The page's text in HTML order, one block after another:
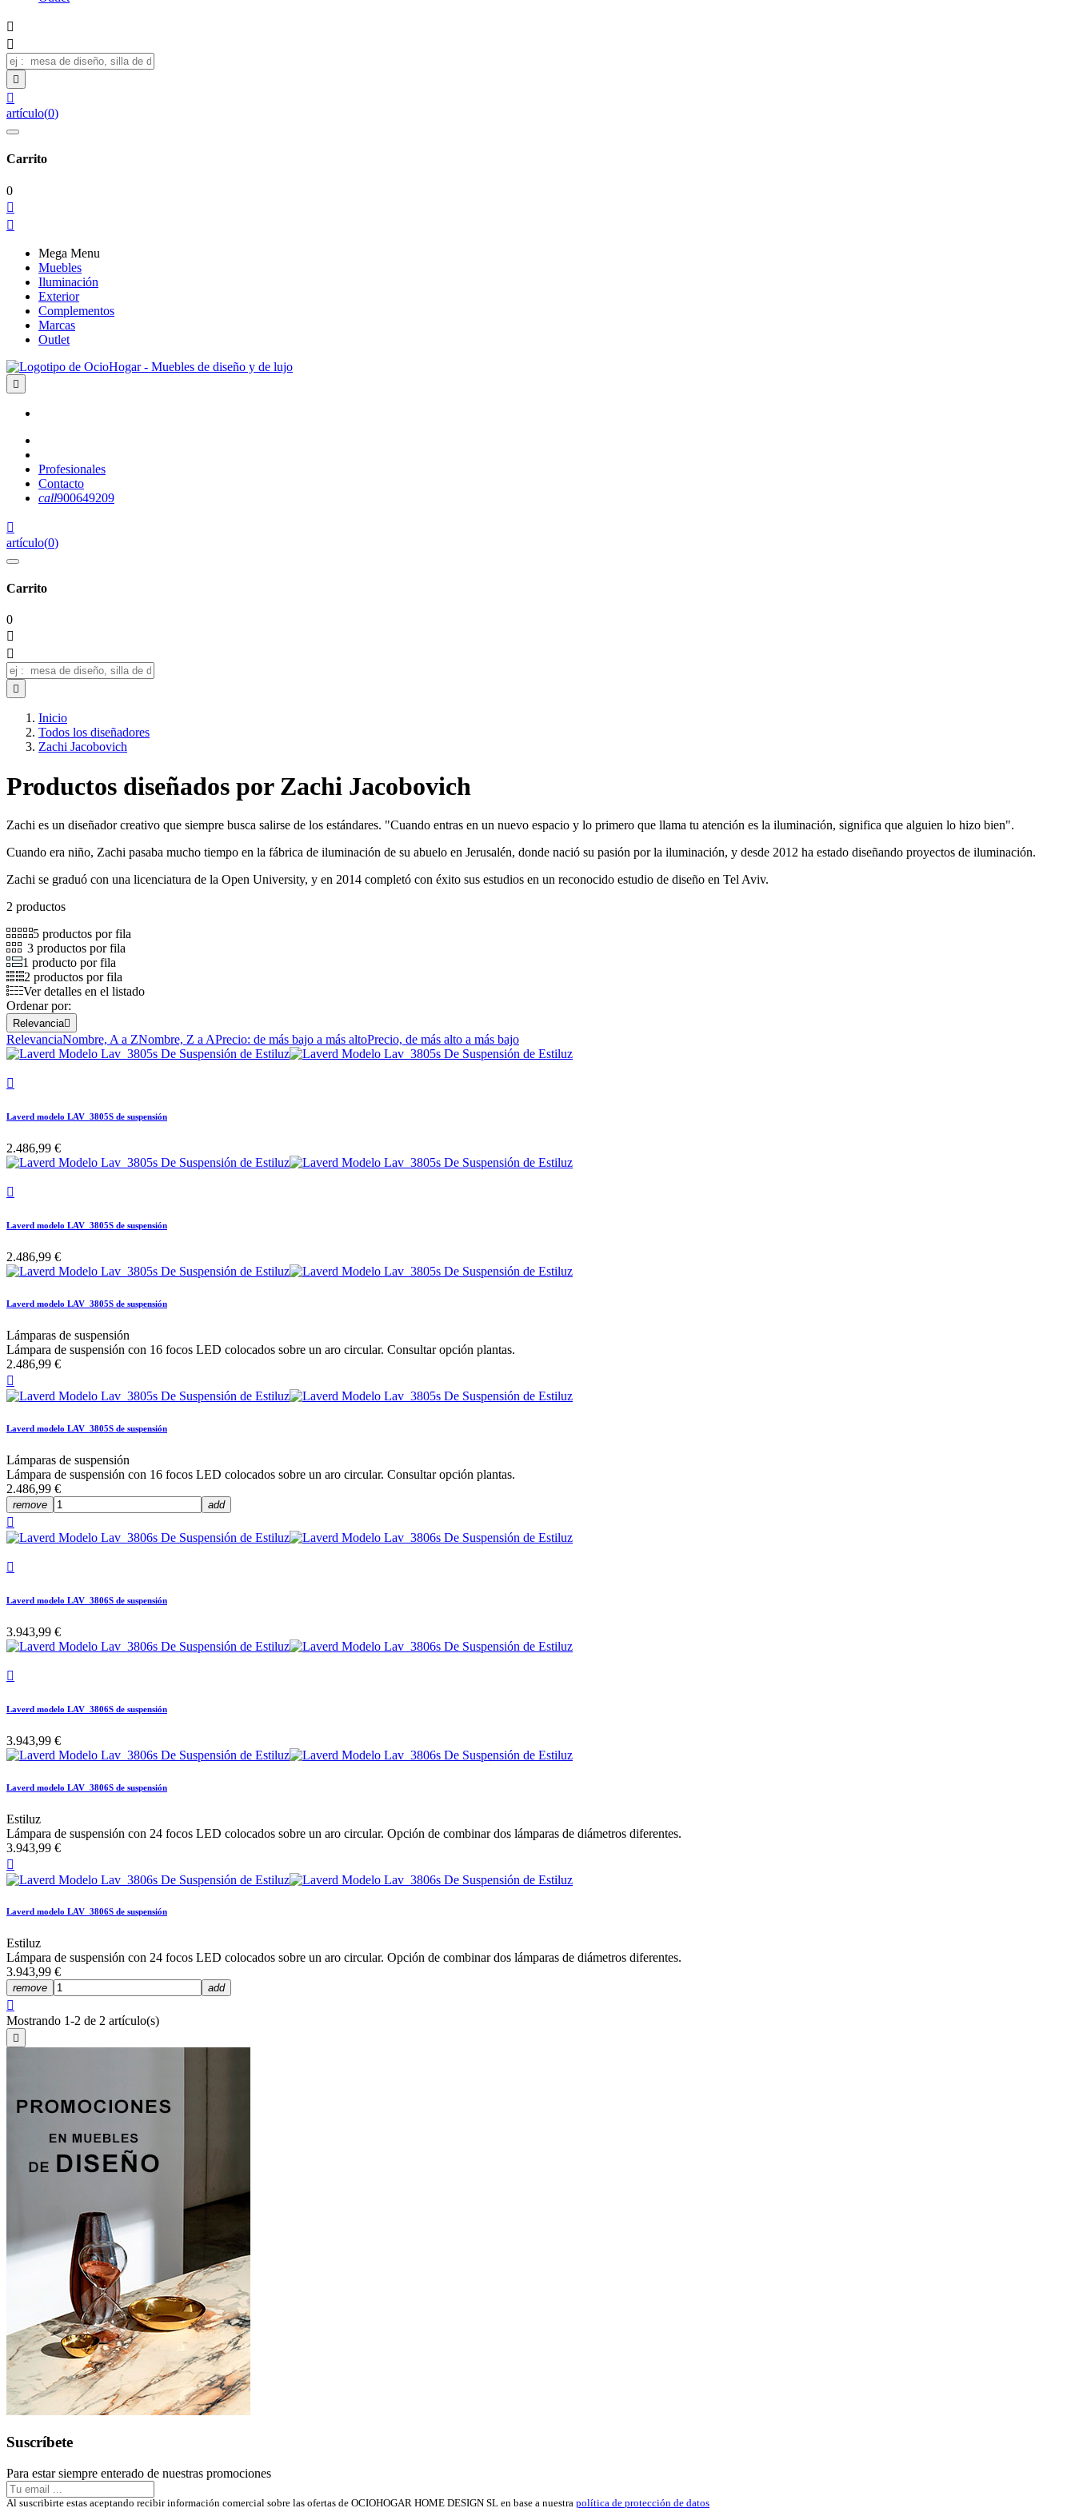




artículo(0)
Carrito
0


Mega Menu
Muebles
Iluminación
Exterior
Complementos
Marcas
Outlet

Profesionales
Contacto
call900649209

artículo(0)
Carrito
0



Inicio
Todos los diseñadores
Zachi Jacobovich
Productos diseñados por Zachi Jacobovich
Zachi es un diseñador creativo que siempre busca salirse de los estándares. "Cuando entras en un nuevo espacio y lo primero que llama tu atención es la iluminación, significa que alguien lo hizo bien".
Cuando era niño, Zachi pasaba mucho tiempo en la fábrica de iluminación de su abuelo en Jerusalén, donde nació su pasión por la iluminación, y desde 2012 ha estado diseñando proyectos de iluminación.
Zachi se graduó con una licenciatura de la Open University, y en 2014 completó con éxito sus estudios en un reconocido estudio de diseño en Tel Aviv.
2 productos
5 productos por fila
3 productos por fila
1 producto por fila
2 productos por fila
Ver detalles en el listado
Ordenar por:
Relevancia
RelevanciaNombre, A a ZNombre, Z a APrecio: de más bajo a más altoPrecio, de más alto a más bajo

Laverd modelo LAV_3805S de suspensión
2.486,99 €

Laverd modelo LAV_3805S de suspensión
2.486,99 €
Laverd modelo LAV_3805S de suspensión
Lámparas de suspensión
Lámpara de suspensión con 16 focos LED colocados sobre un aro circular. Consultar opción plantas.
2.486,99 €

Laverd modelo LAV_3805S de suspensión
Lámparas de suspensión
Lámpara de suspensión con 16 focos LED colocados sobre un aro circular. Consultar opción plantas.
2.486,99 €
remove add


Laverd modelo LAV_3806S de suspensión
3.943,99 €

Laverd modelo LAV_3806S de suspensión
3.943,99 €
Laverd modelo LAV_3806S de suspensión
Estiluz
Lámpara de suspensión con 24 focos LED colocados sobre un aro circular. Opción de combinar dos lámparas de diámetros diferentes.
3.943,99 €

Laverd modelo LAV_3806S de suspensión
Estiluz
Lámpara de suspensión con 24 focos LED colocados sobre un aro circular. Opción de combinar dos lámparas de diámetros diferentes.
3.943,99 €
remove add

Mostrando 1-2 de 2 artículo(s)

Suscríbete
Para estar siempre enterado de nuestras promociones
Al suscribirte estas aceptando recibir información comercial sobre las ofertas de OCIOHOGAR HOME DESIGN SL en base a nuestra política de protección de datos